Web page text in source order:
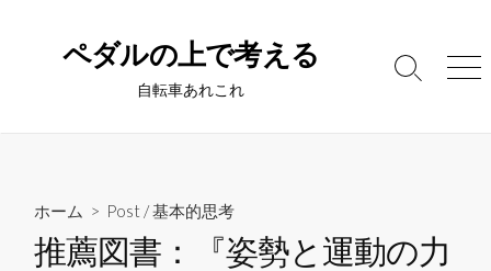
ペダルの上で考える
自転車あれこれ
検
メ
ホーム > Post /基本的思考
推薦図書：『姿勢と運動の力